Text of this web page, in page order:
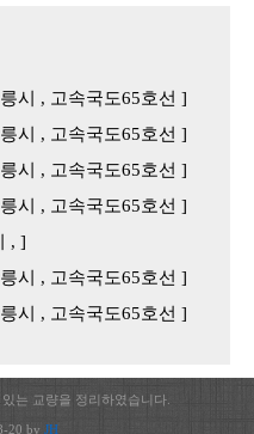
시 , 고속국도65호선 ]
시 , 고속국도65호선 ]
시 , 고속국도65호선 ]
시 , 고속국도65호선 ]
, ]
시 , 고속국도65호선 ]
시 , 고속국도65호선 ]
는 교량을 정리하였습니다.
20 by JH